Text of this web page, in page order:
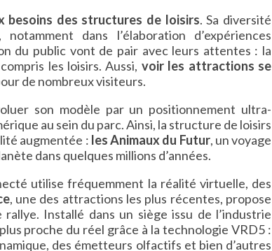
besoins des structures de loisirs. Sa diversité
dans l’élaboration d’expériences
du public vont de pair avec leurs attentes : la
les loisirs. Aussi, voir les attractions se
de nombreux visiteurs.
son modèle par un positionnement ultra-
au sein du parc. Ainsi, la structure de loisirs
augmentée : les Animaux du Futur, un voyage
dans quelques millions d’années.
utilise fréquemment la réalité virtuelle, des
, une des attractions les plus récentes, propose
Installé dans un siège issu de l’industrie
proche du réel grâce à la technologie VRD5 :
des émetteurs olfactifs et bien d’autres